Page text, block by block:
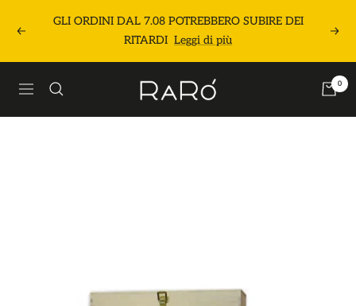
Precedente
GLI ORDINI DAL 7.08 POTREBBERO SUBIRE DEI
RITARDI Leggi di più
Navigazione
Raró
0